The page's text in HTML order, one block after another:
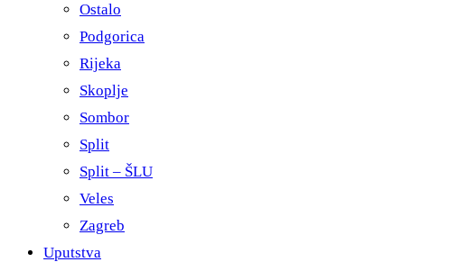
Ostalo
Podgorica
Rijeka
Skoplje
Sombor
Split
Split – ŠLU
Veles
Zagreb
Uputstva